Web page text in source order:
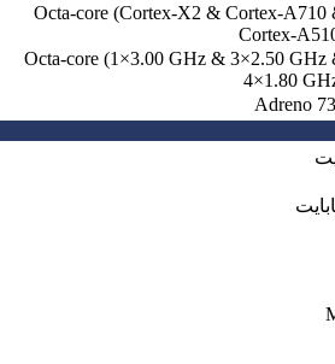
Octa-core (Cortex-X2 & Cortex-A710
Cortex-
Octa-core (1×3.00 GHz & 3×2.50 GHz
4×1.80
Adreno